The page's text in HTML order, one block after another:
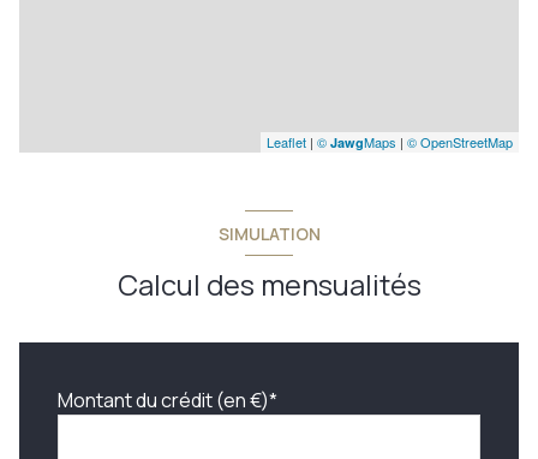
Leaflet | © JawgMaps | © OpenStreetMap
SIMULATION
Calcul des mensualités
Montant du crédit (en €)*